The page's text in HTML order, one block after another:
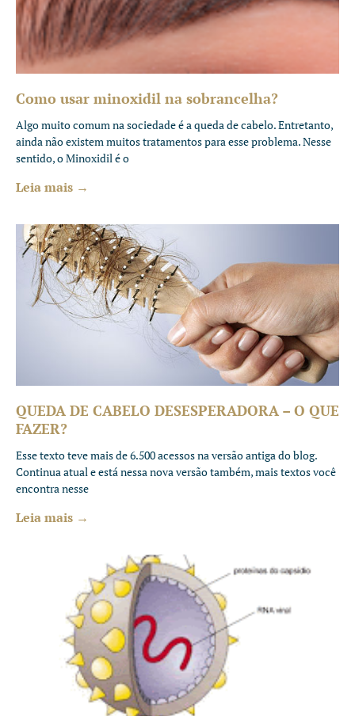
Como usar minoxidil na sobrancelha?
Algo muito comum na sociedade é a queda de cabelo. Entretanto,
ainda não existem muitos tratamentos para esse problema. Nesse
sentido, o Minoxidil é o
Leia mais →
QUEDA DE CABELO DESESPERADORA – O QUE
FAZER?
Esse texto teve mais de 6.500 acessos na versão antiga do blog.
Continua atual e está nessa nova versão também, mais textos você
encontra nesse
Leia mais →